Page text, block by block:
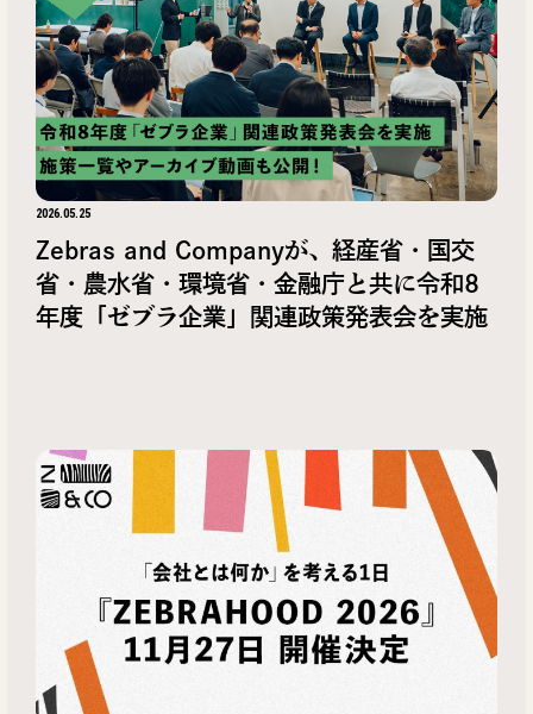
2026.05.25
Zebras and Companyが、経産省・国交
省・農水省・環境省・金融庁と共に令和8
年度「ゼブラ企業」関連政策発表会を実施